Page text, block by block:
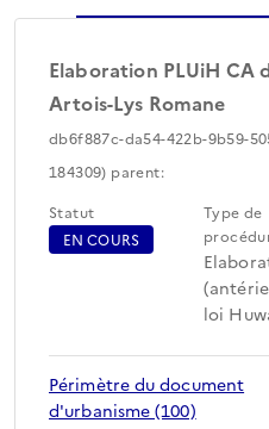
Elaboration PLUiH CA
Artois-Lys Romane
db6f887c-da54-422b-9b59-
184309) parent:
Statut
EN COURS
Type de
loi
Périmètre du document
d'urbanisme (100)